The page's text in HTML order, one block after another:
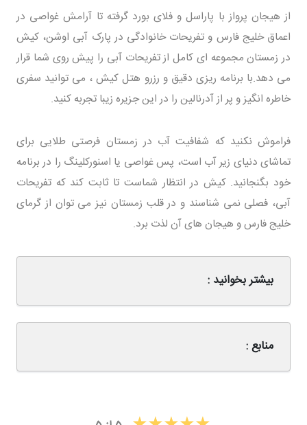
از هیجان پرواز با پاراسل و فلای بورد گرفته تا آرامش غواصی در
اعماق خلیج فارس و تفریحات خانوادگی در پارک آبی اوشن، کیش
در زمستان مجموعه ای کامل از تفریحات آبی را پیش روی شما قرار
می دهد.با برنامه ریزی دقیق و رزرو هتل کیش ، می توانید سفری
خاطره انگیز و پر از آدرنالین را در این جزیره زیبا تجربه کنید.
فراموش نکنید که شفافیت آب در زمستان فرصتی طلایی برای
تماشای دنیای زیر آب است، پس غواصی یا اسنورکلینگ را در برنامه
خود بگنجانید. کیش در انتظار شماست تا ثابت کند که تفریحات
آبی، فصلی نمی شناسند و در قلب زمستان نیز می توان از گرمای
خلیج فارس و هیجان های آن لذت برد.
بیشتر بخوانید :
منابع :